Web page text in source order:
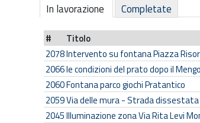
In lavorazione Completate
# Titolo
2078
Intervento su fontana
2066le condizioni del prato dopo il Mengo
2060Fontana parco giochi Pratantico
2059Via delle mura - Strada dissestata
2045Illuminazione zona Via Rita Levi